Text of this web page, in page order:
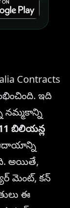
Contracts
ఇది
నమ్మకాన్ని
బిలియన్ల
ఆదాయాన్ని
అయితే,
మెంట్, కన్
ఈ